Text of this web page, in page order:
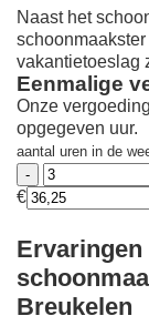
Naast het
vakantietoeslag
Eenmalige
Onze
opgegeven uur.
aantal uren in de
€
Ervaringen
Breukelen